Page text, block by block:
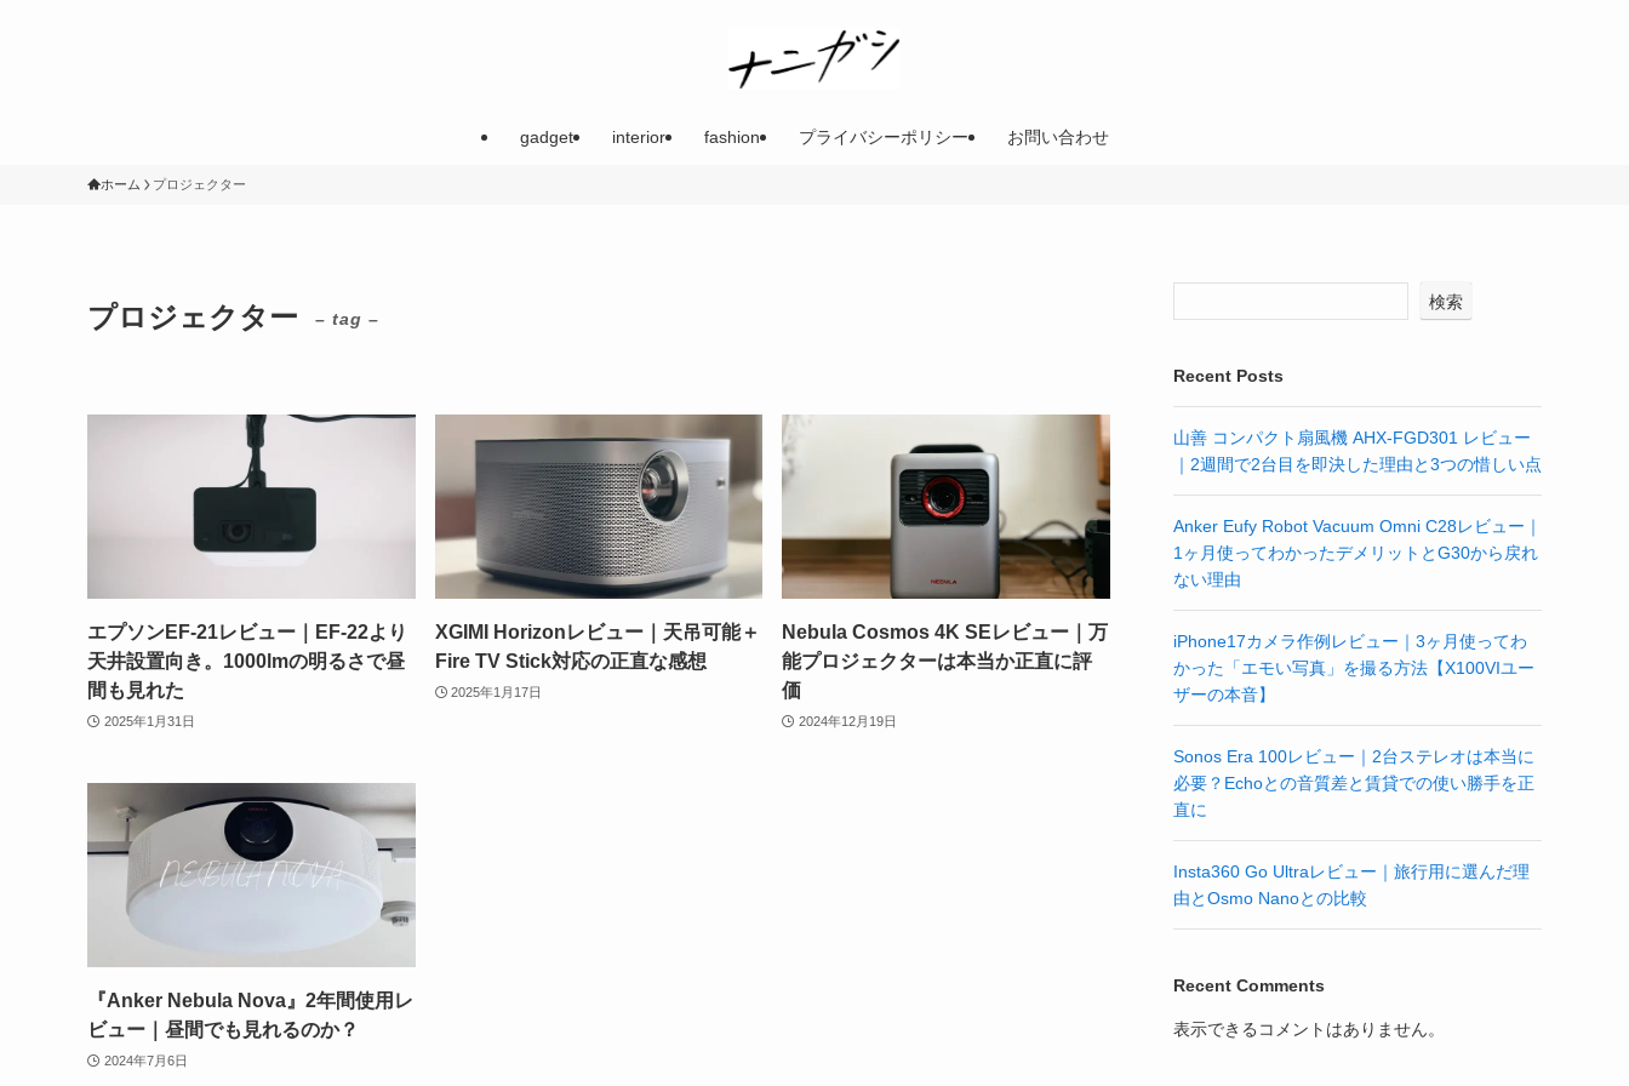
gadget interior fashion プライバシーポリシー お問い合わせ
ホーム プロジェクター
プロジェクター – tag –
エプソンEF-21レビュー｜EF-22より
天井設置向き。1000lmの明るさで昼
間も見れた
2025年1月31日
XGIMI Horizonレビュー｜天吊可能＋
Fire TV Stick対応の正直な感想
2025年1月17日
Nebula Cosmos 4K SEレビュー｜万
能プロジェクターは本当か正直に評
価
2024年12月19日
『Anker Nebula Nova』2年間使用レ
ビュー｜昼間でも見れるのか？
2024年7月6日
検索
Recent Posts
山善 コンパクト扇風機 AHX-FGD301 レビュー
｜2週間で2台目を即決した理由と3つの惜しい点
Anker Eufy Robot Vacuum Omni C28レビュー｜
1ヶ月使ってわかったデメリットとG30から戻れ
ない理由
iPhone17カメラ作例レビュー｜3ヶ月使ってわ
かった「エモい写真」を撮る方法【X100VIユー
ザーの本音】
Sonos Era 100レビュー｜2台ステレオは本当に
必要？Echoとの音質差と賃貸での使い勝手を正
直に
Insta360 Go Ultraレビュー｜旅行用に選んだ理
由とOsmo Nanoとの比較
Recent Comments
表示できるコメントはありません。